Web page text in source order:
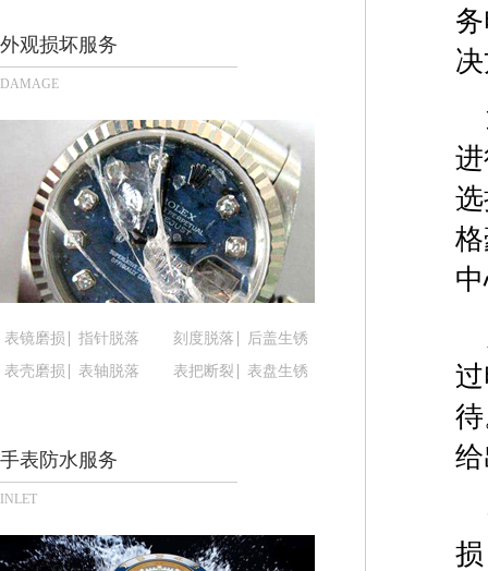
长沙市芙蓉区定王台街道建湘路393号世茂环球
郑州市二七区铭功路10号华润大厦写字楼29层
太原市迎泽区解放路15号亨得利名表服务中心（
沈阳市沈河区中街路83号亨得利名表服务中心（
乌鲁木齐市天山区红山路26号时代广场（
温州市鹿城区锦绣路1067号置信广场10层1015室
哈尔滨市道里区友谊西路600号富力中心T2座写字
大连市中山区人民路15号国际金融大厦7层G室（
佛山市禅城区季华五路57号万科金融中心C座12层
无锡市梁溪区人民中路139号恒隆广场写字楼1座
南通市崇川区工农路57号圆融广场写字楼16层
苏州市苏州工业园区星港街199号苏州中心办公楼
南宁市青秀区金湖路59号地王大厦12楼1224室（
青岛市南区山东路6号华润大厦B座22层04室（需
外观损坏服务
DAMAGE
表镜磨损 指针脱落 刻度脱落
后盖生锈
表壳磨损
表轴脱落 表把断裂 表盘生锈
手表防水服务
INLET